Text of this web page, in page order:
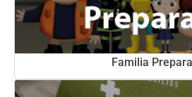
Familia